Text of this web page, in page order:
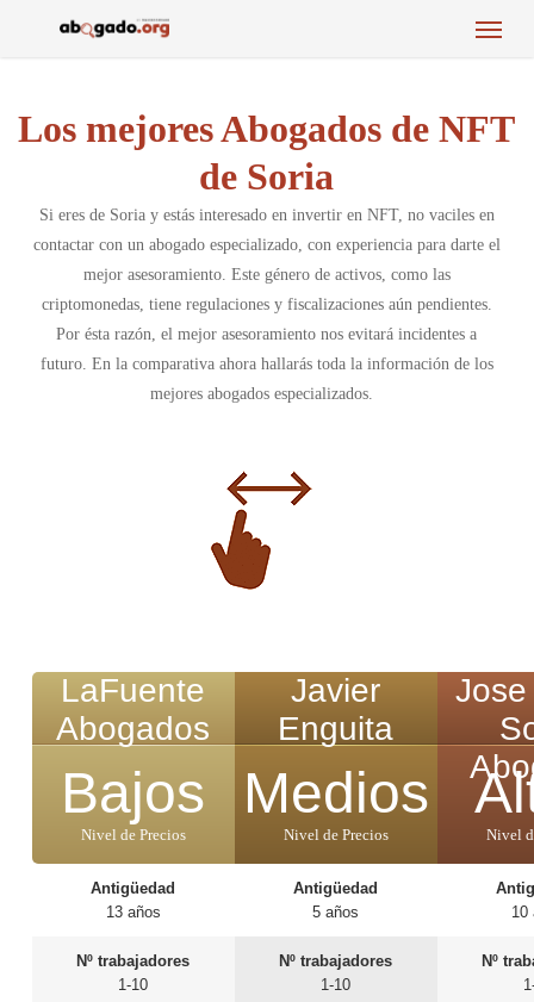
Menu
Los mejores Abogados de NFT
de Soria
Si eres de Soria y estás interesado en invertir en NFT, no vaciles en
contactar con un abogado especializado, con experiencia para darte el
mejor asesoramiento. Este género de activos, como las
criptomonedas, tiene regulaciones y fiscalizaciones aún pendientes.
Por ésta razón, el mejor asesoramiento nos evitará incidentes a
futuro. En la comparativa ahora hallarás toda la información de los
mejores abogados especializados.
LaFuente
Abogados
Bajos
Nivel de Precios
Antigüedad
13 años
Nº trabajadores
1-10
Javier
Enguita
Medios
Nivel de Precios
Antigüedad
5 años
Nº trabajadores
1-10
Nivel
10
Nº